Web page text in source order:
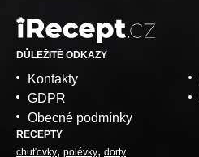
DŮLEŽITÉ ODKAZY
Kontakty
GDPR
Obecné podmínky
RECEPTY
chuťovky polévky dorty